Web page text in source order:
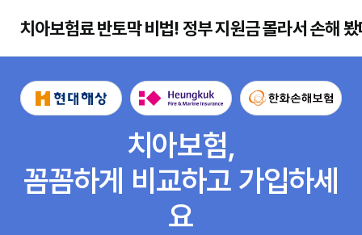
치아보험료 반토막 비법! 정부 지원금 몰라서 손해
치아보험,
꼼꼼하게 비교하고 가입하세
요